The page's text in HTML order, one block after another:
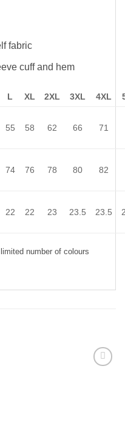
fabric
cuff and hem
L XL 2XL 3XL 4XL
55 58 62 66 71
74 76 78 80 82
22 22 23 23.5 23.5
number of colours